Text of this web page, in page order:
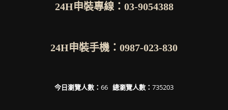
24H申裝專線：03-9054388
24H申裝手機：0987-023-830
今日瀏覽人數： 66 總瀏覽人數： 735203